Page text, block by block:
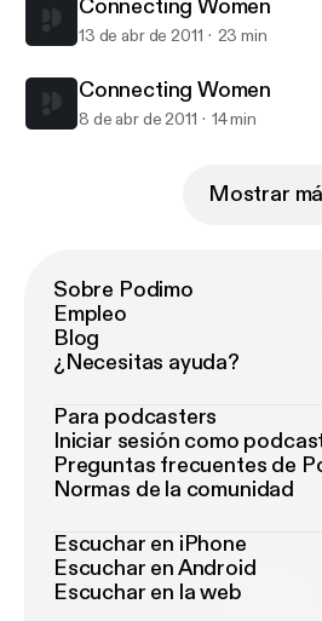
Connecting Women
13 de abr de 2011 23 min
Connecting Women
8 de abr de 2011 14 min
Mostrar
Sobre Podimo
Empleo
Blog
¿Necesitas ayuda?
Para podcasters
Iniciar sesión como
Preguntas frecuentes de
Normas de la comunidad
Escuchar en iPhone
Escuchar en Android
Escuchar en la web